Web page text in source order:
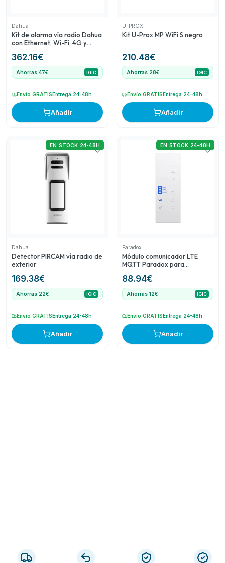
Dahua
Kit de alarma vía radio Dahua
con Ethernet, Wi-Fi, 4G y
verificación por vídeo
362.16€
Ahorras 47€ IGIC
Envío GRATISEntrega 24-48h
Añadir
U-PROX
Kit U-Prox MP WiFi S negro
210.48€
Ahorras 28€ IGIC
Envío GRATISEntrega 24-48h
Añadir
Dahua
Detector PIRCAM vía radio de
exterior
169.38€
EN STOCK 24-48H
Ahorras 22€ IGIC
Envío GRATIS Entrega 24-48h
Añadir
Paradox
Módulo comunicador LTE
MQTT Paradox para
centrales de intrusión
88.94€
EN STOCK 24-48H
Ahorras 12€ IGIC
Envío GRATIS Entrega 24-48h
Añadir